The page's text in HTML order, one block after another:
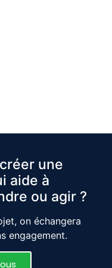
une
aide à
ou agir ?
on échangera
engagement.